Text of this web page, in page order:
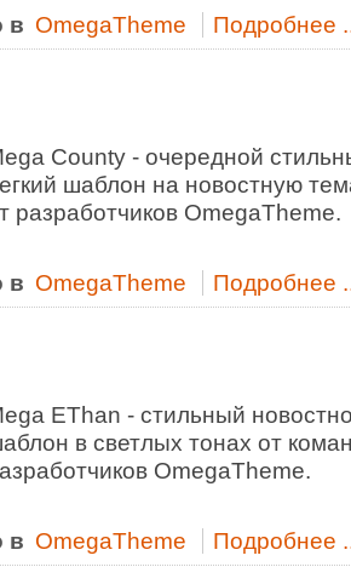
в OmegaTheme Подробнее
County - очередной
шаблон на новостную
разработчиков OmegaTheme.
в OmegaTheme Подробнее
EThan - стильный
в светлых тонах от
OmegaTheme.
в OmegaTheme Подробнее